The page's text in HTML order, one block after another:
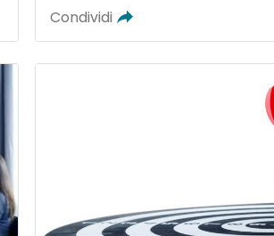
Condividi